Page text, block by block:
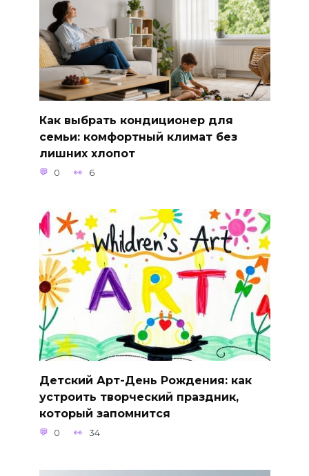
Как выбрать кондиционер для
семьи: комфортный климат без
лишних хлопот
0 6
Детский Арт-День Рождения: как
устроить творческий праздник,
который запомнится
0 34